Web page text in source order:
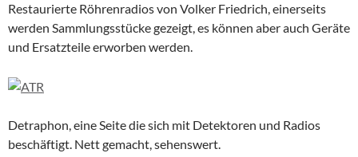
Restaurierte Röhrenradios von Volker Friedrich, einerseits
werden Sammlungsstücke gezeigt, es können aber auch Geräte
und Ersatzteile erworben werden.
Detraphon, eine Seite die sich mit Detektoren und Radios
beschäftigt. Nett gemacht, sehenswert.